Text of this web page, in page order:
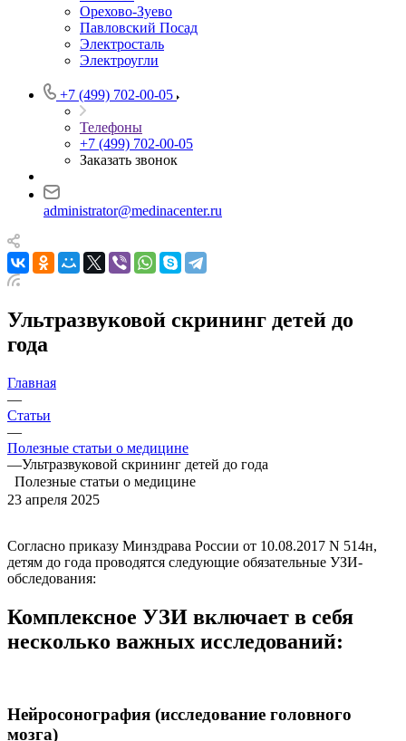
Орехово-Зуево
Павловский Посад
Электросталь
Электроугли
+7 (499) 702-00-05
Телефоны
+7 (499) 702-00-05
Заказать звонок
administrator@medinacenter.ru
Ультразвуковой скрининг детей до
года
Главная
—
Статьи
—
Полезные статьи о медицине
—Ультразвуковой скрининг детей до года
Полезные статьи о медицине
23 апреля 2025
Согласно приказу Минздрава России от 10.08.2017 N 514н,
детям до года проводятся следующие обязательные УЗИ-
обследования:
Комплексное УЗИ включает в себя
несколько важных исследований:
Нейросонография (исследование головного
мозга)